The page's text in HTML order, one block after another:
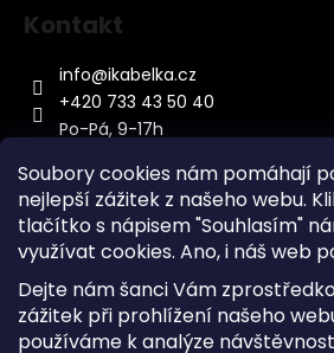
Soubory cookies nám pomáhají
nejlepší zážitek z našeho webu.
tlačítko s nápisem "Souhlasím"
využívat cookies. Ano, i náš web
Dejte nám šanci Vám
zážitek při prohlížení našeho
používáme k analýze
Kontakt
info@ikabelka.cz
+420 733 43 50 40
Po-Pá, 9-17h
Kontakt
Sitemap
Doprava a Platba